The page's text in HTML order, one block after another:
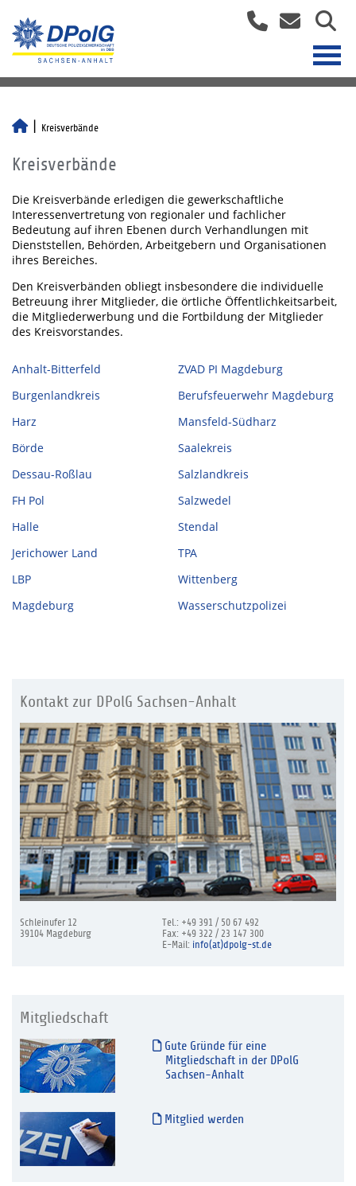
Kreisverbände
Kreisverbände
Die Kreisverbände erledigen die gewerkschaftliche
Interessenvertretung von regionaler und fachlicher
Bedeutung auf ihren Ebenen durch Verhandlungen mit
Dienststellen, Behörden, Arbeitgebern und Organisationen
ihres Bereiches.
Den Kreisverbänden obliegt insbesondere die individuelle
Betreuung ihrer Mitglieder, die örtliche Öffentlichkeitsarbeit,
die Mitgliederwerbung und die Fortbildung der Mitglieder
des Kreisvorstandes.
Anhalt-Bitterfeld
Burgenlandkreis
Harz
Börde
Dessau-Roßlau
FH Pol
Halle
Jerichower Land
LBP
Magdeburg
ZVAD PI Magdeburg
Berufsfeuerwehr Magdeburg
Mansfeld-Südharz
Saalekreis
Salzlandkreis
Salzwedel
Stendal
TPA
Wittenberg
Wasserschutzpolizei
Kontakt zur DPolG Sachsen-Anhalt
Schleinufer 12
39104 Magdeburg
Tel.: +49 391 / 50 67 492
Fax: +49 322 / 23 147 300
E-Mail: info(at)dpolg-st.de
Mitgliedschaft
Gute Gründe für eine
Mitgliedschaft in der DPolG
Sachsen-Anhalt
Mitglied werden